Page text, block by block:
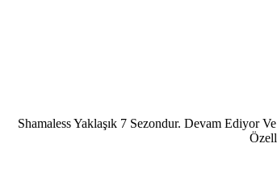
Shamaless Yaklaşık 7 Sezondur. Devam Ediyor